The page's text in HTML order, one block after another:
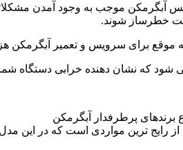
آبگرمکن موجب به وجود آمدن
خطرساز شوند.
موقع برای سرویس و تعمیر آبگرمکن
شود که نشان دهنده خرابی دستگاه
برندهای پرطرفدار آبگرمکن
رایج ترین مواردی است که در این مدل